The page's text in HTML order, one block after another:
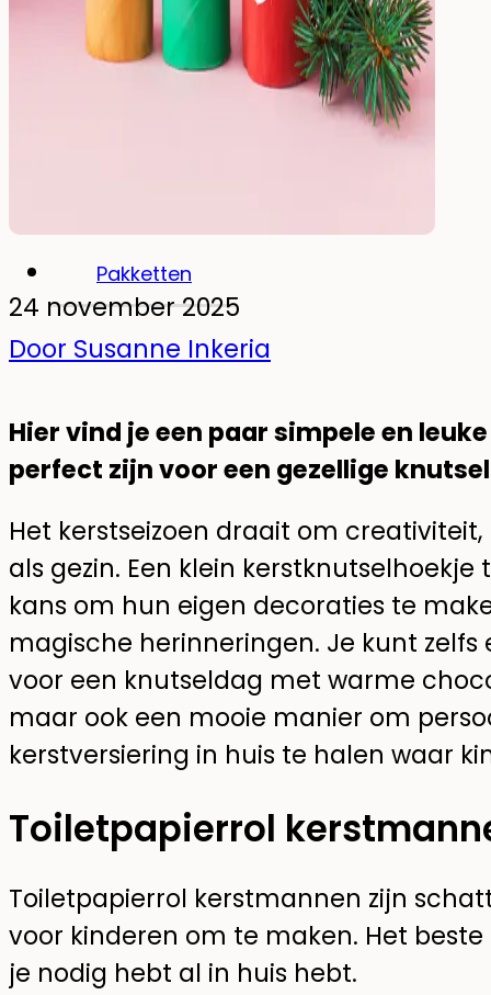
Kinderkamer
Pakketten
24 november 2025
Door Susanne Inkeria
Hier vind je een paar simpele en
perfect zijn voor een gezellige
Het kerstseizoen draait om
als gezin. Een klein
kans om hun eigen decoraties te
magische herinneringen. Je kunt
voor een knutseldag met warme
maar ook een mooie manier om
kerstversiering in huis te halen waar
Toiletpapierrol
Toiletpapierrol kerstmannen zijn
voor kinderen om te maken. Het
je nodig hebt al in huis hebt.